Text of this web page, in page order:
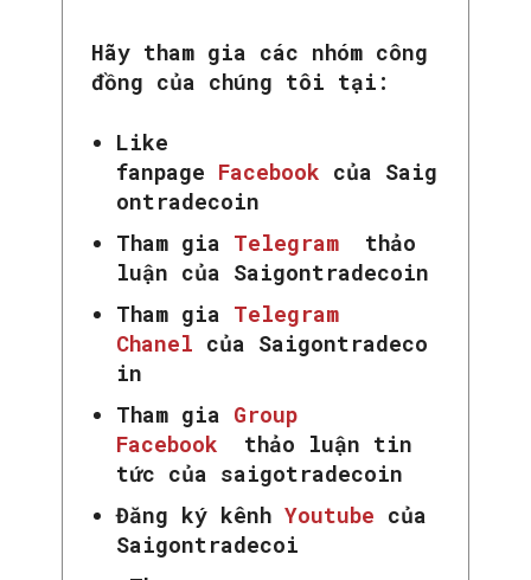
Hãy tham gia các nhóm công
đồng của chúng tôi tại:
Like
fanpage Facebook của Saig
ontradecoin
Tham gia Telegram
thảo
luận của Saigontradecoin
Tham gia Telegram
Chanel của Saigontradeco
in
Tham gia Group
Facebook
thảo luận tin
tức của saigotradecoin
Đăng ký kênh Youtube của
Saigontradecoi